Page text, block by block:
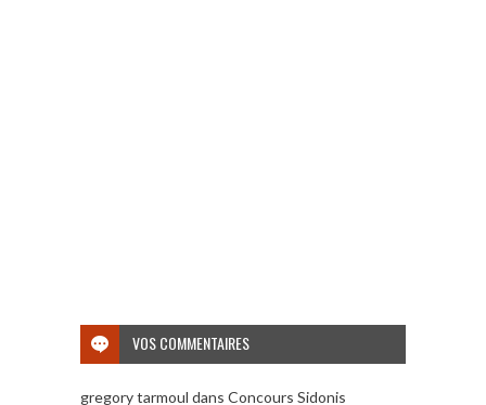
VOS COMMENTAIRES
gregory tarmoul dans Concours Sidonis